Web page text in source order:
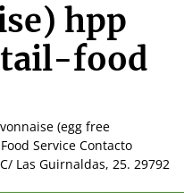
hpp
food
(egg free
Service Contacto
Las Guirnaldas, 25. 29792